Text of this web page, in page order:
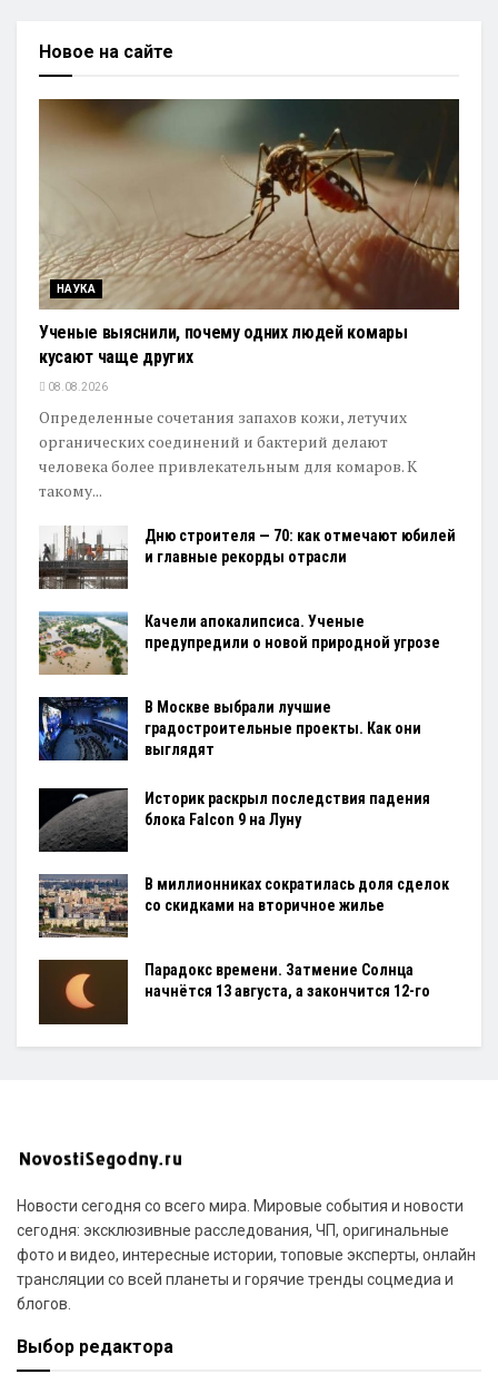
Новое на сайте
НАУКА
Ученые выяснили, почему одних людей комары
кусают чаще других
08.08.2026
Определенные сочетания запахов кожи, летучих
органических соединений и бактерий делают
человека более привлекательным для комаров. К
такому...
Дню строителя — 70: как отмечают юбилей
и главные рекорды отрасли
Качели апокалипсиса. Ученые
предупредили о новой природной угрозе
В Москве выбрали лучшие
градостроительные проекты. Как они
выглядят
Историк раскрыл последствия падения
блока Falcon 9 на Луну
В миллионниках сократилась доля сделок
со скидками на вторичное жилье
Парадокс времени. Затмение Солнца
начнётся 13 августа, а закончится 12-го
Новости сегодня со всего мира. Мировые события и новости
сегодня: эксклюзивные расследования, ЧП, оригинальные
фото и видео, интересные истории, топовые эксперты, онлайн
трансляции со всей планеты и горячие тренды соцмедиа и
блогов.
Выбор редактора